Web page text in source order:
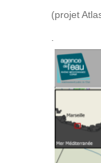
(projet